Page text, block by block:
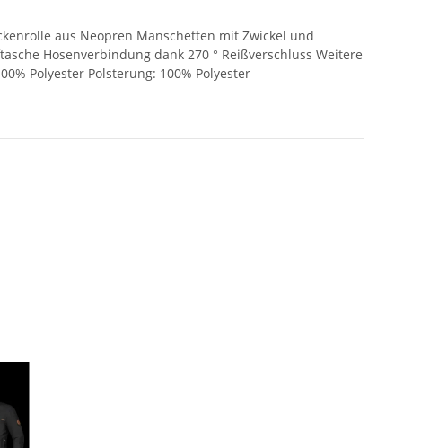
aus Neopren Manschetten mit Zwickel und
Hosenverbindung dank 270 ° Reißverschluss Weitere
Polyester Polsterung: 100% Polyester